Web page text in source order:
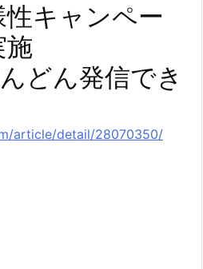
キャンペー
施
どん発信でき
article/detail/28070350/